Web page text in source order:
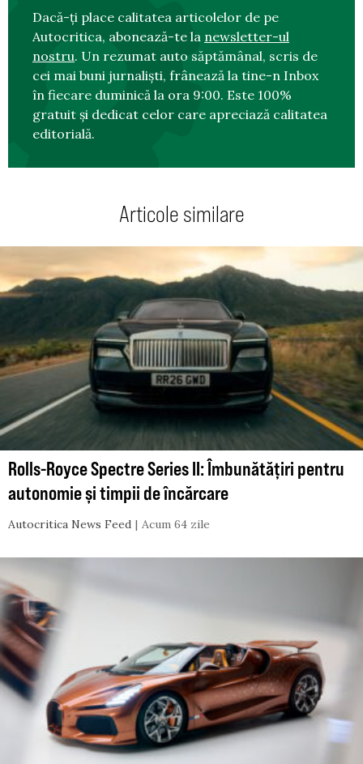
Dacă-ți place calitatea articolelor de pe
Autocritica, abonează-te la newsletter-ul
nostru. Un rezumat auto săptămânal, scris de
cei mai buni jurnaliști, frânează la tine-n Inbox
în fiecare duminică la ora 9:00. Este 100%
gratuit și dedicat celor care apreciază calitatea
editorială.
Articole similare
Rolls-Royce Spectre Series II: Îmbunătățiri pentru
autonomie și timpii de încărcare
Autocritica News Feed Acum 64 zile